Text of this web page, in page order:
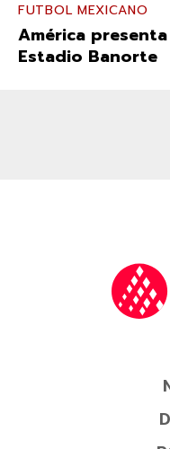
FUTBOL MEXICANO
América
Estadio Banorte